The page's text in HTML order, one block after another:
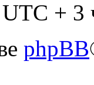
+ 3
phpBB